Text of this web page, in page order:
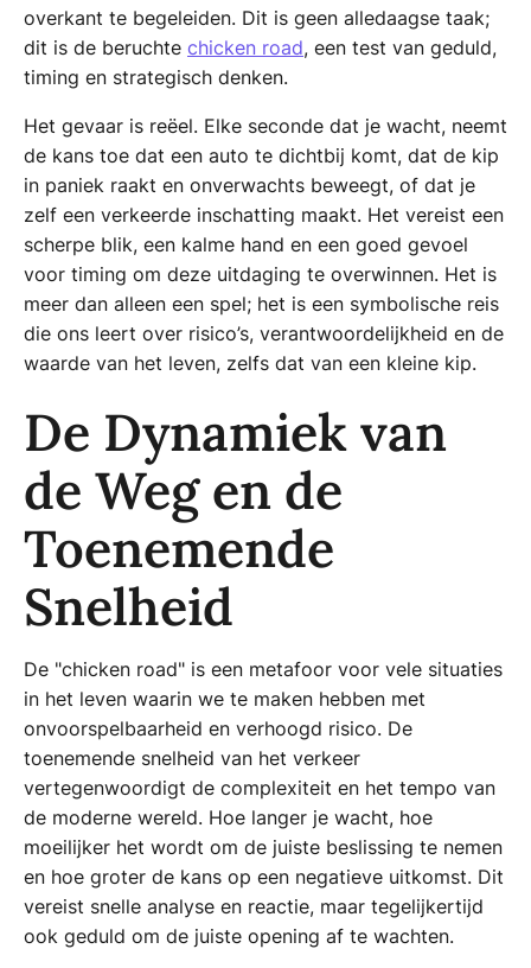
overkant te begeleiden. Dit is geen alledaagse taak;
dit is de beruchte chicken road, een test van geduld,
timing en strategisch denken.
Het gevaar is reëel. Elke seconde dat je wacht, neemt
de kans toe dat een auto te dichtbij komt, dat de kip
in paniek raakt en onverwachts beweegt, of dat je
zelf een verkeerde inschatting maakt. Het vereist een
scherpe blik, een kalme hand en een goed gevoel
voor timing om deze uitdaging te overwinnen. Het is
meer dan alleen een spel; het is een symbolische reis
die ons leert over risico’s, verantwoordelijkheid en de
waarde van het leven, zelfs dat van een kleine kip.
De Dynamiek van
de Weg en de
Toenemende
Snelheid
De "chicken road" is een metafoor voor vele situaties
in het leven waarin we te maken hebben met
onvoorspelbaarheid en verhoogd risico. De
toenemende snelheid van het verkeer
vertegenwoordigt de complexiteit en het tempo van
de moderne wereld. Hoe langer je wacht, hoe
moeilijker het wordt om de juiste beslissing te nemen
en hoe groter de kans op een negatieve uitkomst. Dit
vereist snelle analyse en reactie, maar tegelijkertijd
ook geduld om de juiste opening af te wachten.